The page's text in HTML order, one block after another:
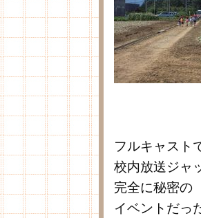
フルキャスト
校内放送ジャ
完全に秘密の
イベントだっ